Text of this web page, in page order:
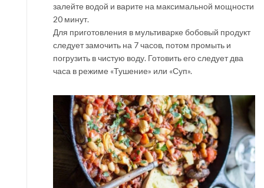
залейте водой и варите на максимальной мощности
20 минут.
Для приготовления в мультиварке бобовый продукт
следует замочить на 7 часов, потом промыть и
погрузить в чистую воду. Готовить его следует два
часа в режиме «Тушение» или «Суп».